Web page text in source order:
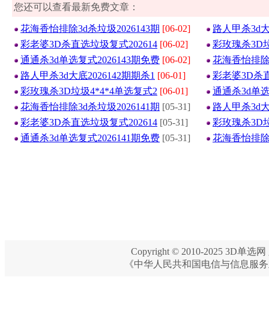
您还可以查看最新免费文章：
花海香怡排除3d杀垃圾2026143期 [06-02]
路人甲杀3d
彩老婆3D杀直选垃圾复式202614 [06-02]
彩玫瑰杀3D
通通杀3d单选复式2026143期免费 [06-02]
花海香怡排
路人甲杀3d大底2026142期期杀1 [06-01]
彩老婆3D杀
彩玫瑰杀3D垃圾4*4*4单选复式2 [06-01]
通通杀3d单
花海香怡排除3d杀垃圾2026141期 [05-31]
路人甲杀3d
彩老婆3D杀直选垃圾复式202614 [05-31]
彩玫瑰杀3D
通通杀3d单选复式2026141期免费 [05-31] 花海香怡排
Copyright © 2010-2025 3D单选网
《中华人民共和国电信与信息服